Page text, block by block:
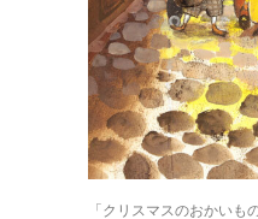
「クリスマスのおかいも